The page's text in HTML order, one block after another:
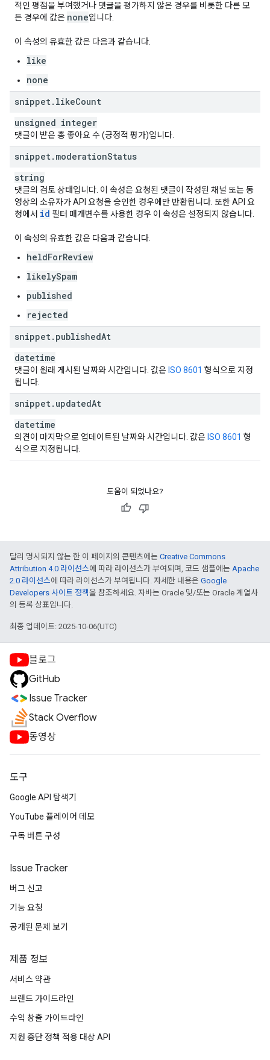
적인 평점을 부여했거나 댓글을 평가하지 않은 경우를 비롯한 다른 모
든 경우에 값은 none입니다.
이 속성의 유효한 값은 다음과 같습니다.
like
none
snippet. likeCount
unsigned integer
댓글이 받은 총 좋아요 수 (긍정적 평가)입니다.
snippet. moderationStatus
string
댓글의 검토 상태입니다. 이 속성은 요청된 댓글이 작성된 채널 또는 동
영상의 소유자가 API 요청을 승인한 경우에만 반환됩니다. 또한 API 요
청에서 id 필터 매개변수를 사용한 경우 이 속성은 설정되지 않습니다.
이 속성의 유효한 값은 다음과 같습니다.
heldForReview
likelySpam
published
rejected
snippet. publishedAt
datetime
댓글이 원래 게시된 날짜와 시간입니다. 값은 ISO 8601 형식으로 지정
됩니다.
snippet. updatedAt
datetime
의견이 마지막으로 업데이트된 날짜와 시간입니다. 값은 ISO 8601 형
식으로 지정됩니다.
도움이 되었나요?
달리 명시되지 않는 한 이 페이지의 콘텐츠에는 Creative Commons
Attribution 4.0 라이선스에 따라 라이선스가 부여되며, 코드 샘플에는 Apache
2.0 라이선스에 따라 라이선스가 부여됩니다. 자세한 내용은 Google
Developers 사이트 정책을 참조하세요. 자바는 Oracle 및/또는 Oracle 계열사
의 등록 상표입니다.
최종 업데이트: 2025-10-06(UTC)
블로그
GitHub
Issue Tracker
Stack Overflow
동영상
도구
Google API 탐색기
YouTube 플레이어 데모
구독 버튼 구성
Issue Tracker
버그 신고
기능 요청
공개된 문제 보기
제품 정보
서비스 약관
브랜드 가이드라인
수익 창출 가이드라인
지원 중단 정책 적용 대상 API